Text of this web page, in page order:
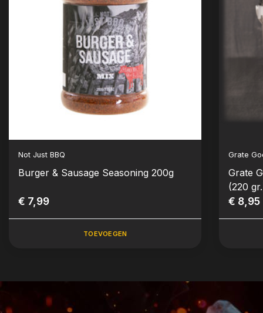
Not Just BBQ
Burger & Sausage Seasoning 200g
€ 7,99
TOEVOEGEN
Grate
Grate
(220
€ 8,95